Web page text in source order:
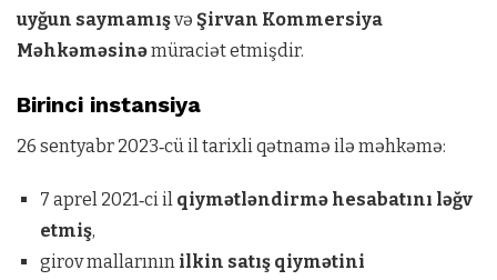
uyğun saymamışvə Şirvan Kommersiya
Məhkəməsinəmüraciət etmişdir.
Birinci instansiya
26 sentyabr 2023‑cü il tarixli qətnamə ilə məhkəmə:
7 aprel 2021‑ci il qiymətləndirmə hesabatını ləğv
etmiş,
girov mallarının ilkin satış qiymətini